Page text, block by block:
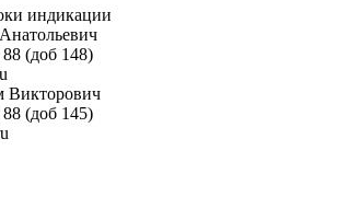
индикации
(доб 148)
Викторович
(доб 145)